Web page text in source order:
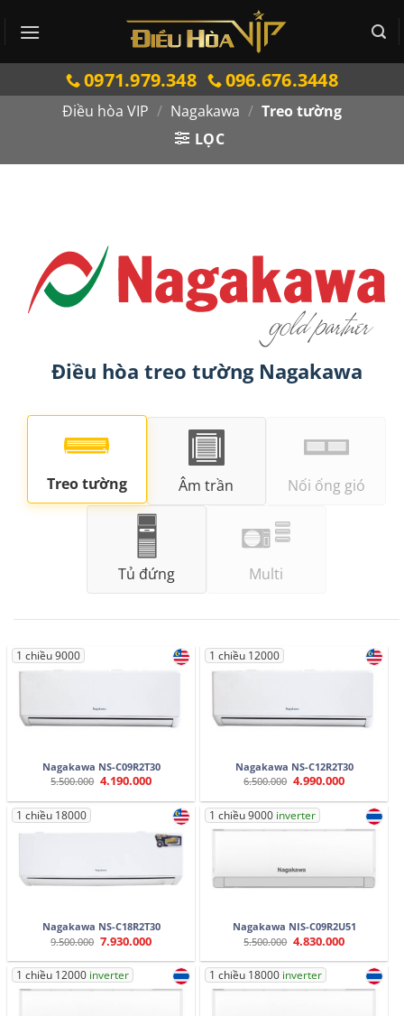
qua
0971.979.348 096.676.3448
Điều hòa VIP / Nagakawa / Treo tường
LỌC
Điều hòa treo tường Nagakawa
Treo tường Âm trần Nối ống gió
Tủ đứng Multi
1 chiều 9000
Nagakawa NS-C09R2T30
5.500.000 Giá
là:
4.190.000Giá
tại
4.190.000.
1 chiều 12000
Nagakawa NS-C12R2T30
6.500.000 Giá
là:
6.500.000.
4.990.000Giá
tại
4.990.000.
1 chiều 18000
Nagakawa NS-C18R2T30
9.500.000 Giá
gốc
là:
9.500.000.
7.930.000Giá
tại
7.930.000.
1 chiều 9000 inverter
Nagakawa NIS-C09R2U51
5.500.000 Giá
gốc
là:
5.500.000.
4.830.000Giá
tại
4.830.000.
1 chiều 12000 inverter 1 chiều 18000 inverter